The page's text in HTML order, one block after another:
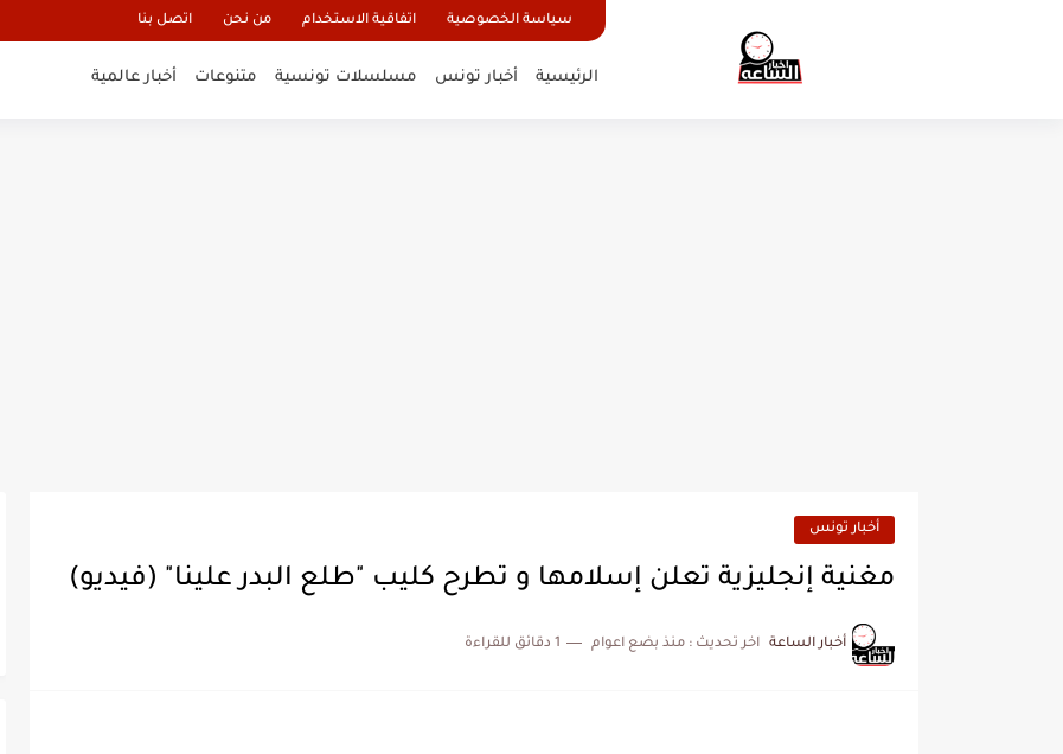
سياسة الخصوصية اتفاقية الاستخدام من نحن اتصل بنا
الرئيسية أخبار تونس مسلسلات تونسية متنوعات أخبار عالمية
أخبار تونس
مغنية إنجليزية تعلن إسلامها و تطرح كليب "طلع البدر علينا" (فيديو)
أخبار الساعة اخر تحديث : منذ بضع اعوام 1 دقائق للقراءة